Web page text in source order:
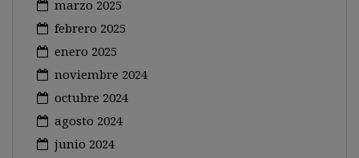
marzo 2025
febrero 2025
enero 2025
noviembre 2024
octubre 2024
agosto 2024
junio 2024